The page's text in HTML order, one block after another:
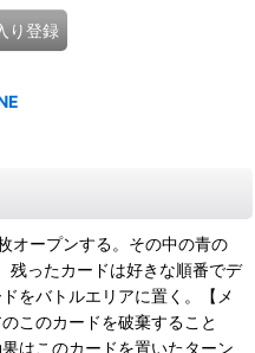
り登録
オープンする。その中の青の
残ったカードは好きな順番でデ
をバトルエリアに置く。【メ
このカードを破棄すること
はこのカードを置いたターン